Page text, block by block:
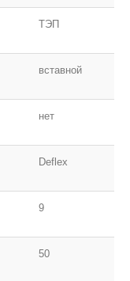
ТЭП
вставной
нет
Deflex
9
50